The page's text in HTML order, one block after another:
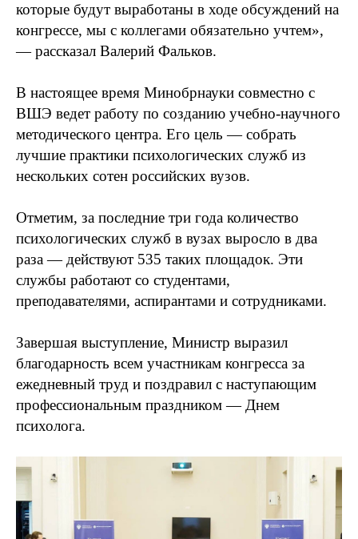
которые будут выработаны в ходе обсуждений на
конгрессе, мы с коллегами обязательно учтем»,
— рассказал Валерий Фальков.
В настоящее время Минобрнауки совместно с
ВШЭ ведет работу по созданию учебно-научного
методического центра. Его цель — собрать
лучшие практики психологических служб из
нескольких сотен российских вузов.
Отметим, за последние три года количество
психологических служб в вузах выросло в два
раза — действуют 535 таких площадок. Эти
службы работают со студентами,
преподавателями, аспирантами и сотрудниками.
Завершая выступление, Министр выразил
благодарность всем участникам конгресса за
ежедневный труд и поздравил с наступающим
профессиональным праздником — Днем
психолога.